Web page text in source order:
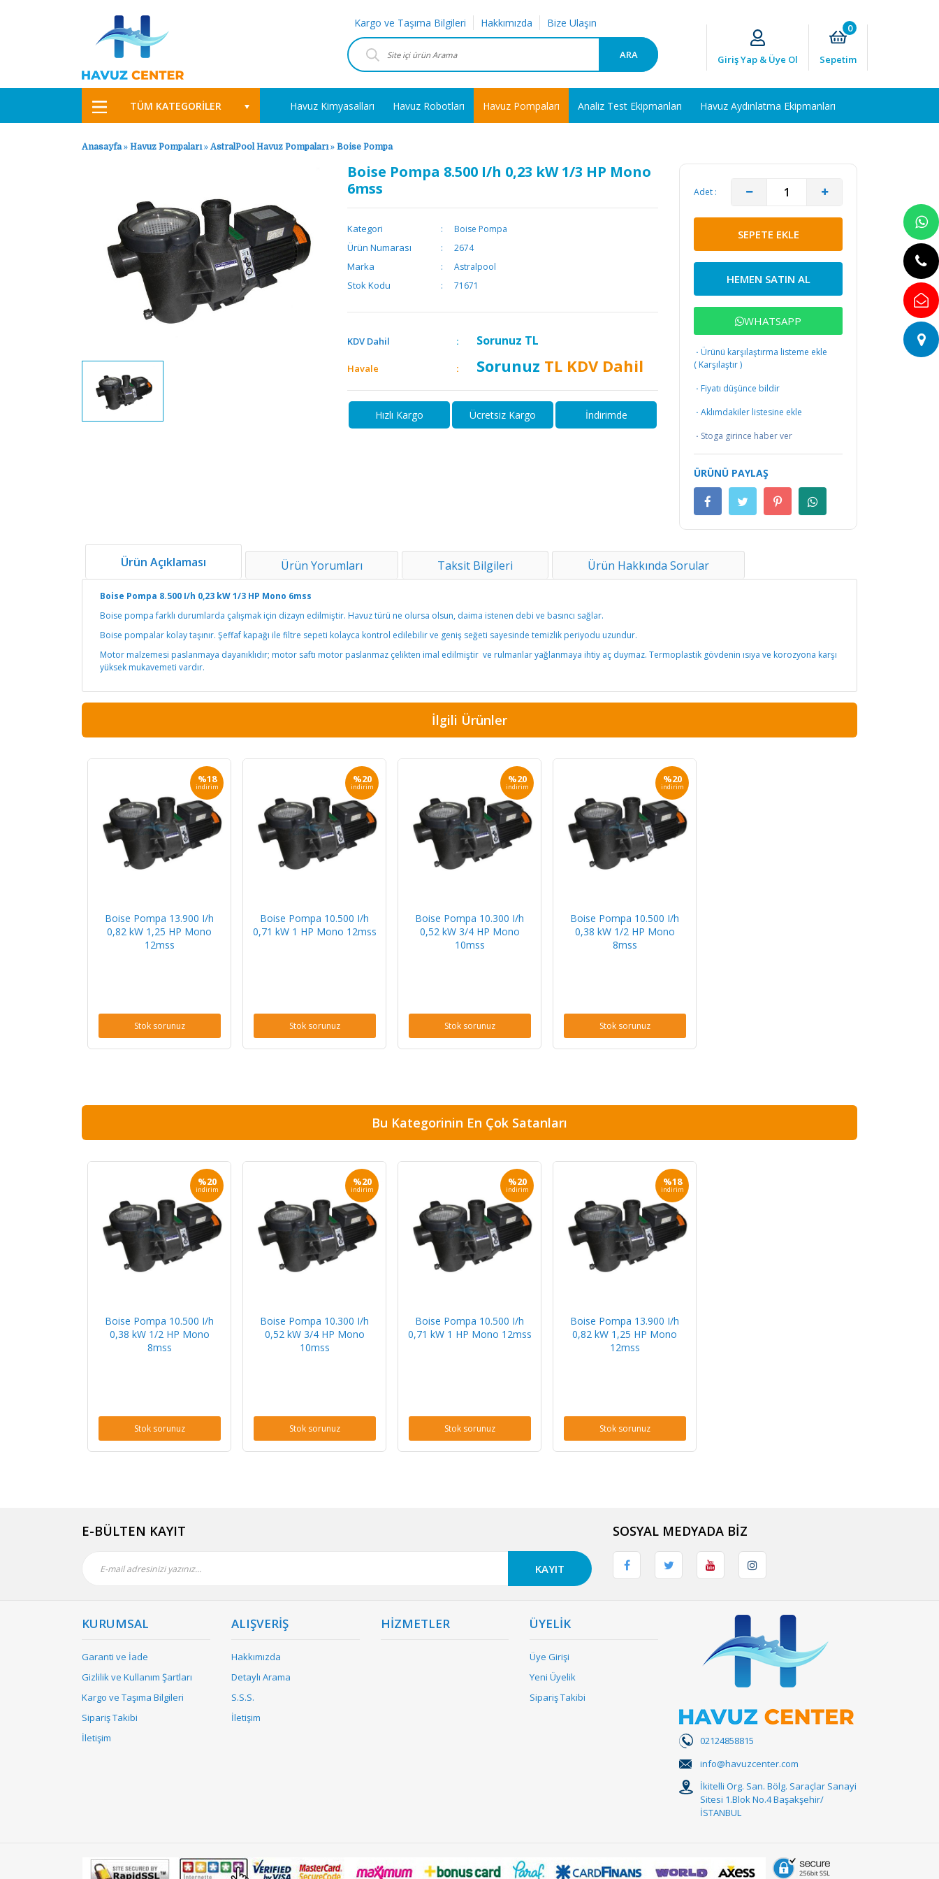
Kargo ve Taşıma Bilgileri Hakkımızda Bize Ulaşın
ARA Giriş Yap & Üye Ol
0
Sepetim
TÜM KATEGORİLER Havuz Kimyasalları Havuz Robotları Havuz Pompaları Analiz Test Ekipmanları Havuz Aydınlatma Ekipmanları
Anasayfa» Havuz Pompaları» AstralPool Havuz Pompaları» Boise Pompa
Boise Pompa 8.500 I/h 0,23 kW 1/3 HP Mono
6mss
Kategori Boise Pompa
Ürün Numarası 2674
Marka Astralpool
Stok Kodu 71671
KDV Dahil Sorunuz TL
Havale Sorunuz TL KDV Dahil
Hızlı Kargo Ücretsiz Kargo İndirimde
Adet :
SEPETE EKLE
HEMEN SATIN AL
WHATSAPP
· Ürünü karşılaştırma listeme ekle
( Karşılaştır)
· Fiyatı düşünce bildir
· Aklımdakiler listesine ekle
· Stoga girince haber ver
ÜRÜNÜ PAYLAŞ
Ürün Açıklaması Ürün Yorumları Taksit Bilgileri Ürün Hakkında Sorular
Boise Pompa 8.500 I/h 0,23 kW 1/3 HP Mono 6mss
Boise pompa farklı durumlarda çalışmak için dizayn edilmiştir. Havuz türü ne olursa olsun, daima istenen debi ve basıncı sağlar.
Boise pompalar kolay taşınır. Şeffaf kapağı ile filtre sepeti kolayca kontrol edilebilir ve geniş seğeti sayesinde temizlik periyodu uzundur.
Motor malzemesi paslanmaya dayanıklıdır; motor saftı motor paslanmaz çelikten imal edilmiştir ve rulmanlar yağlanmaya ihtiy aç duymaz. Termoplastik gövdenin ısıya ve korozyona karşı
yüksek mukavemeti vardır.
İlgili Ürünler
%18
indirim
Boise Pompa 13.900 I/h
0,82 kW 1,25 HP Mono
12mss
Stok sorunuz
%20
indirim
Boise Pompa 10.500 I/h
0,71 kW 1 HP Mono 12mss
Stok sorunuz
%20
indirim
Boise Pompa 10.300 I/h
0,52 kW 3/4 HP Mono
10mss
Stok sorunuz
%20
indirim
Boise Pompa 10.500 I/h
0,38 kW 1/2 HP Mono
8mss
Stok sorunuz
Bu Kategorinin En Çok Satanları
%20
indirim
Boise Pompa 10.500 I/h
0,38 kW 1/2 HP Mono
8mss
Stok sorunuz
%20
indirim
Boise Pompa 10.300 I/h
0,52 kW 3/4 HP Mono
10mss
Stok sorunuz
%20
indirim
Boise Pompa 10.500 I/h
0,71 kW 1 HP Mono 12mss
Stok sorunuz
%18
indirim
Boise Pompa 13.900 I/h
0,82 kW 1,25 HP Mono
12mss
Stok sorunuz
E-BÜLTEN KAYIT
KAYIT
SOSYAL MEDYADA BİZ
KURUMSAL
Garanti ve İade
Gizlilik ve Kullanım Şartları
Kargo ve Taşıma Bilgileri
Sipariş Takibi
İletişim
ALIŞVERİŞ
Hakkımızda
Detaylı Arama
S.S.S.
İletişim
HİZMETLER ÜYELİK
Üye Girişi
Yeni Üyelik
Sipariş Takibi
02124858815
info@havuzcenter.com
İkitelli Org. San. Bölg. Saraçlar Sanayi
Sitesi 1.Blok No.4 Başakşehir/
İSTANBUL